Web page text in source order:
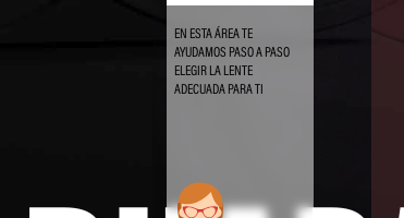
EN ESTA ÁREA TE
AYUDAMOS PASO A PASO
ELEGIR LA LENTE
ADECUADA PARA TI